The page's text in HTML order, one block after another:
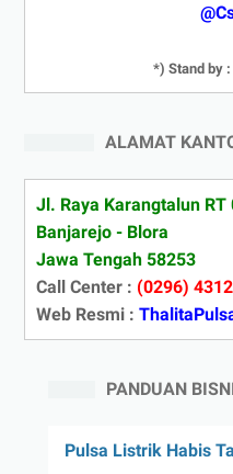
*) Stand by
ALAMAT
Jl. Raya Karangtalun RT
Banjarejo - Blora
Jawa Tengah 58253
Call Center : (0296)
Web Resmi :
PANDUAN
Pulsa Listrik Habis